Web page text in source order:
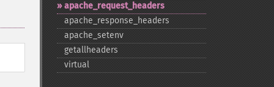
apache_​request_​headers
apache_​response_​headers
apache_​setenv
getallheaders
virtual